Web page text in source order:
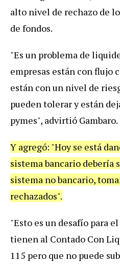
alto nivel de rechazo de
de fondos.
"Es un problema de
empresas están con flujo
están con un nivel de
pueden tolerar y están
pymes", advirtió Gambaro.
Y agregó: "Hoy se está
sistema bancario debería
sistema no bancario,
rechazados".
"Esto es un desafío para el
tienen al Contado Con
115 pero que no puede